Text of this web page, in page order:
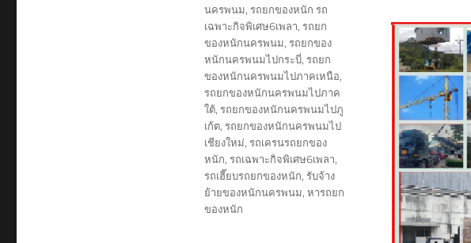
นครพนม, รถยกของหนัก รถ
เฉพาะกิจพิเศษ6เพลา, รถยก
ของหนักนครพนม, รถยกของ
หนักนครพนมไปกระบี่, รถยก
ของหนักนครพนมไปภาคเหนือ,
รถยกของหนักนครพนมไปภาค
ใต้, รถยกของหนักนครพนมไปภู
เก้ต, รถยกของหนักนครพนมไป
เชียงใหม่, รถเครนรถยกของ
หนัก, รถเฉพาะกิจพิเศษ6เพลา,
รถเฮี๊ยบรถยกของหนัก, รับจ้าง
ย้ายของหนักนครพนม, หารถยก
ของหนัก